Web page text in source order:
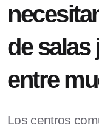
de salas
entre
Los centros